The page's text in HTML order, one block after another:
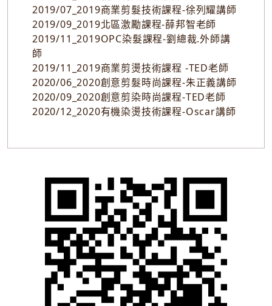
2019/07_2019商業剪髮技術課程-徐列耀講師
2019/09_2019北區激勵課程-薛邦智老師
2019/11_2019OPC染髮課程-劉總裁.外師講
師
2019/11_2019商業剪燙技術課程 -TED老師
2020/06_2020創意剪髮時尚課程-朱正義講師
2020/09_2020創意剪染時尚課程-TED老師
2020/12_2020有機染燙技術課程-Oscar講師